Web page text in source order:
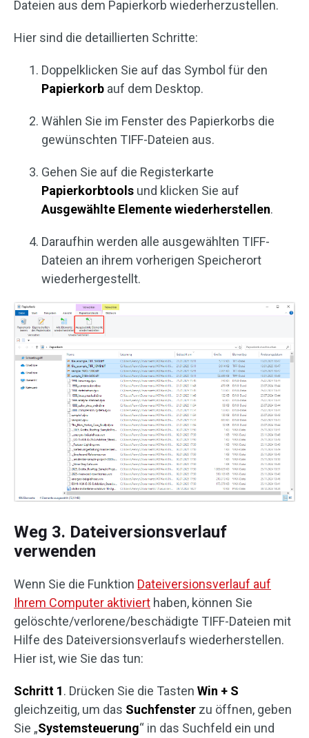
Dateien aus dem Papierkorb wiederherzustellen.
Hier sind die detaillierten Schritte:
Doppelklicken Sie auf das Symbol für den
Papierkorb auf dem Desktop.
Wählen Sie im Fenster des Papierkorbs die
gewünschten TIFF-Dateien aus.
Gehen Sie auf die Registerkarte
Papierkorbtools und klicken Sie auf
Ausgewählte Elementewiederherstellen.
Daraufhin werden alle ausgewählten TIFF-
Dateien an ihrem vorherigen Speicherort
wiederhergestellt.
Weg 3. Dateiversionsverlauf
verwenden
Wenn Sie die Funktion Dateiversionsverlauf auf
Ihrem Computer aktiviert haben, können Sie
gelöschte/verlorene/beschädigte TIFF-Dateien mit
Hilfe des Dateiversionsverlaufs wiederherstellen.
Hier ist, wie Sie das tun:
Schritt 1. Drücken Sie die Tasten Win + S
gleichzeitig, um das Suchfenster zu öffnen, geben
Sie „Systemsteuerung“ in das Suchfeld ein und